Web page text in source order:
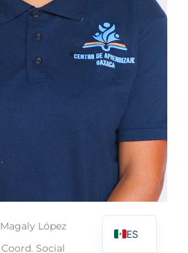
Magaly López
Coord. Social
ES